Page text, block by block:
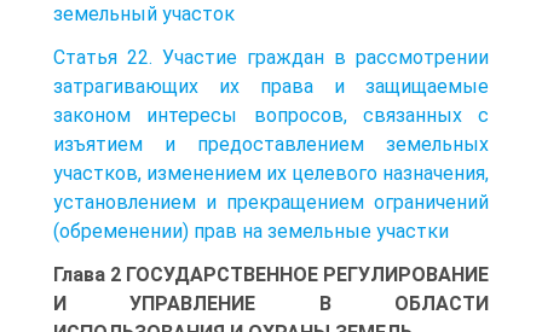
земельный участок
Статья 22. Участие граждан в рассмотрении
затрагивающих их права и защищаемые
законом интересы вопросов, связанных с
изъятием и предоставлением земельных
участков, изменением их целевого назначения,
установлением и прекращением ограничений
(обременении) прав на земельные участки
Глава 2 ГОСУДАРСТВЕННОЕ РЕГУЛИРОВАНИЕ
И УПРАВЛЕНИЕ В ОБЛАСТИ